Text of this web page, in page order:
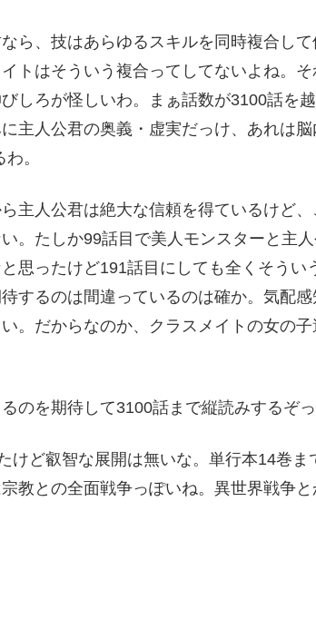
ら、技はあらゆるスキルを同時複合し
トはそういう複合ってしてないよね。
しろが怪しいわ。まぁ話数が3100話を
主人公君の奥義・虚実だっけ、あれは
。
主人公君は絶大な信頼を得ているけど
。たしか99話目で美人モンスターと主
思ったけど191話目にしても全くそうい
するのは間違っているのは確か。気配
。だからなのか、クラスメイトの女の
のを期待して3100話まで縦読みするぞっ
けど叡智な展開は無いな。単行本14巻ま
教との全面戦争っぽいね。異世界戦争と